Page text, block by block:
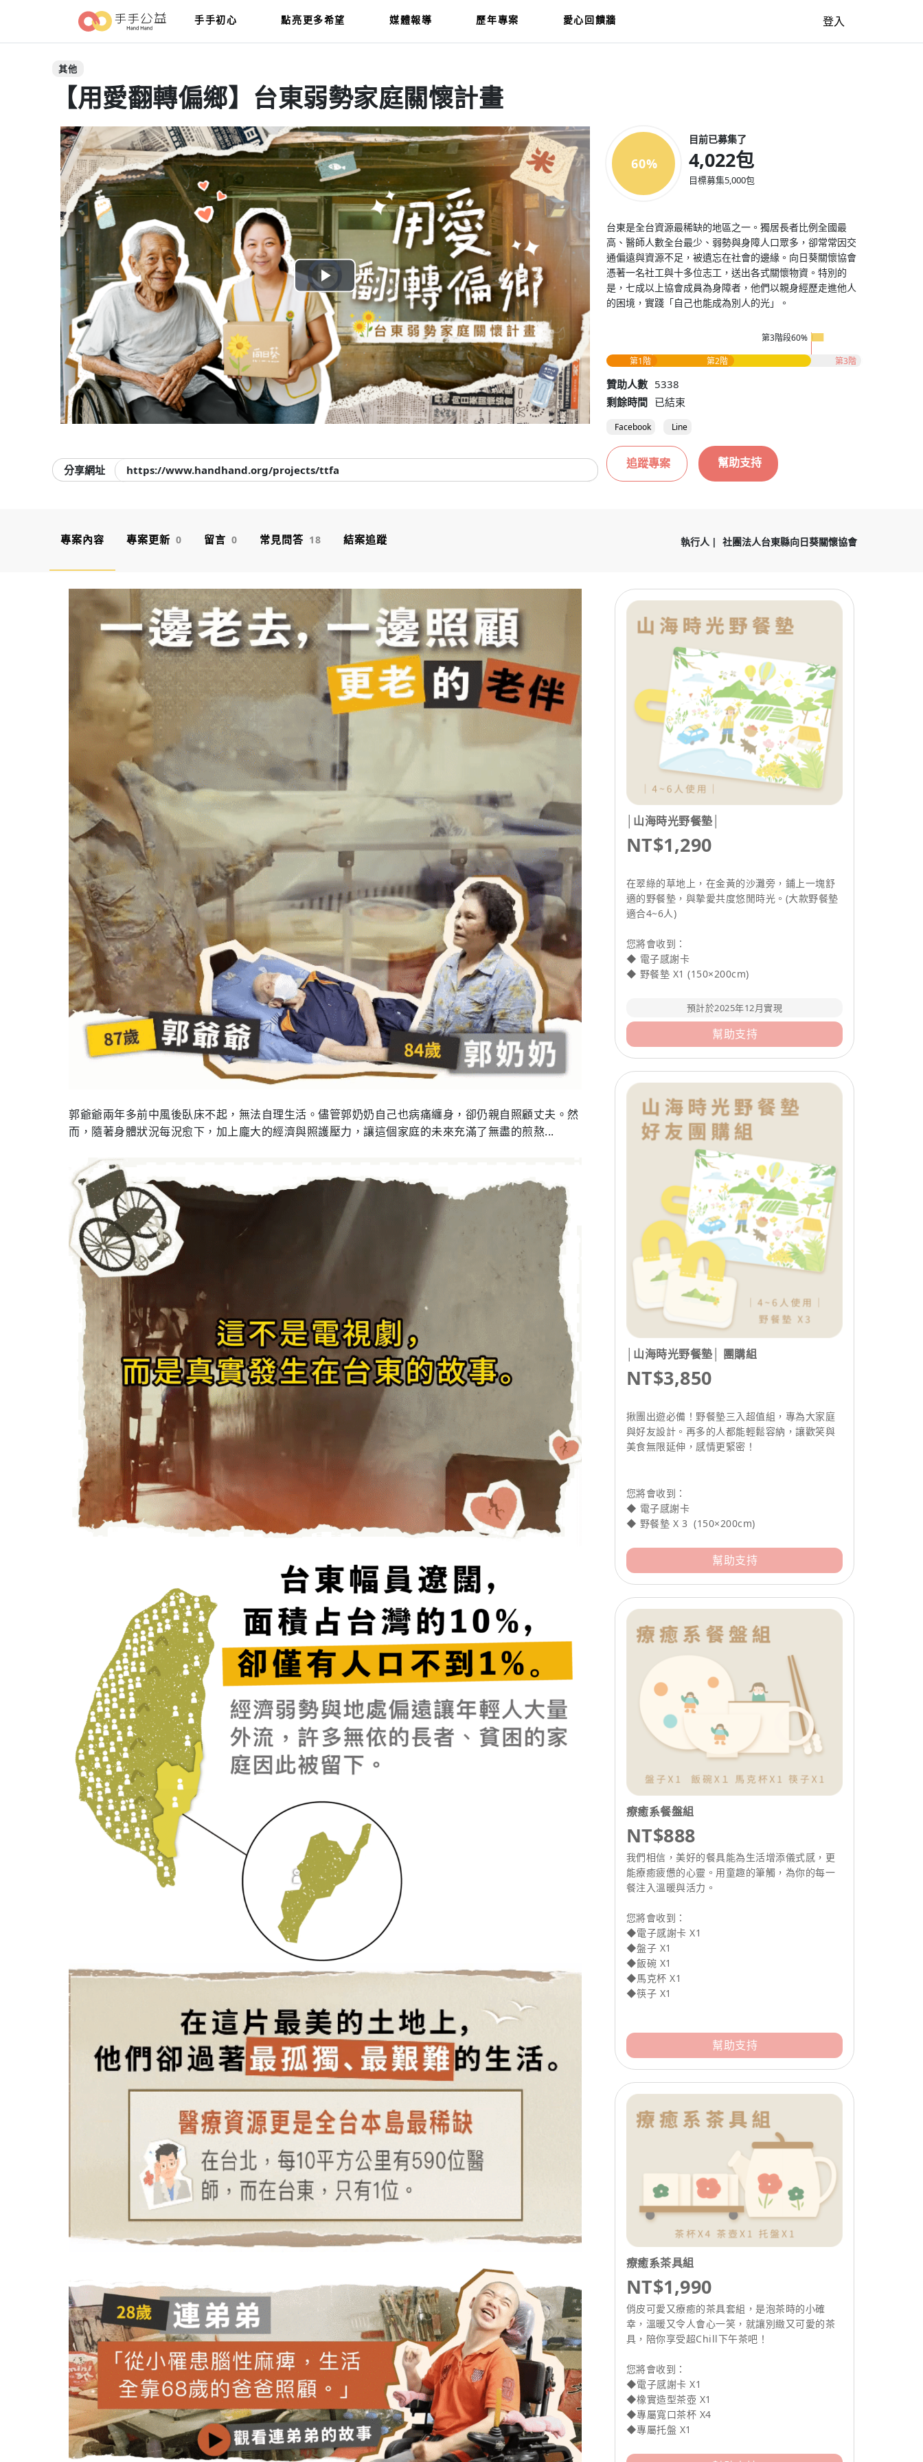
手手初心 點亮更多希望 媒體報導 歷年專案 愛心回饋牆 登入
其他
【用愛翻轉偏鄉】台東弱勢家庭關懷計畫
Video
Player
is
loading.Play
Video
60%
目前已募集了
4,022包
目標募集5,000包
台東是全台資源最稀缺的地區之一。獨居長者比例全國最
高、醫師人數全台最少、弱勢與身障人口眾多，卻常常因交
通偏遠與資源不足，被遺忘在社會的邊緣。向日葵關懷協會
憑著一名社工與十多位志工，送出各式關懷物資。特別的
是，七成以上協會成員為身障者，他們以親身經歷走進他人
的困境，實踐「自己也能成為別人的光」。
第3階段60%
第1階
第2階 第3階
贊助人數 5338
剩餘時間 已結束
Facebook Line
分享網址 https://www.handhand.org/projects/ttfa 追蹤專案 幫助支持
專案內容 專案更新 0 留言 0 常見問答 18 結案追蹤 執行人 社團法人台東縣向日葵關懷協會
郭爺爺兩年多前中風後臥床不起，無法自理生活。儘管郭奶奶自己也病痛纏身，卻仍親自照顧丈夫。然
而，隨著身體狀況每況愈下，加上龐大的經濟與照護壓力，讓這個家庭的未來充滿了無盡的煎熬...
│山海時光野餐墊│
NT$1,290
在翠綠的草地上，在金黃的沙灘旁，鋪上一塊舒
適的野餐墊，與摯愛共度悠閒時光。(大款野餐墊
適合4~6人)
您將會收到：
◆ 電子感謝卡
◆ 野餐墊 X1 (150×200cm)
預計於2025年12月實現
幫助支持
│山海時光野餐墊│ 團購組
NT$3,850
揪團出遊必備！野餐墊三入超值組，專為大家庭
與好友設計。再多的人都能輕鬆容納，讓歡笑與
美食無限延伸，感情更緊密！
您將會收到：
◆ 電子感謝卡
◆ 野餐墊 X 3 (150×200cm)
幫助支持
療癒系餐盤組
NT$888
我們相信，美好的餐具能為生活增添儀式感，更
能療癒疲憊的心靈。用童趣的筆觸，為你的每一
餐注入溫暖與活力。
您將會收到：
◆電子感謝卡 X1
◆盤子 X1
◆飯碗 X1
◆馬克杯 X1
◆筷子 X1
幫助支持
療癒系茶具組
NT$1,990
俏皮可愛又療癒的茶具套組，是泡茶時的小確
幸，溫暖又令人會心一笑，就讓別緻又可愛的茶
具，陪你享受超Chill下午茶吧！
您將會收到：
◆電子感謝卡 X1
◆橡實造型茶壺 X1
◆專屬寬口茶杯 X4
◆專屬托盤 X1